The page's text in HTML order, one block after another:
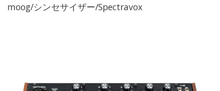
moog/シンセサイザー/Spectravox